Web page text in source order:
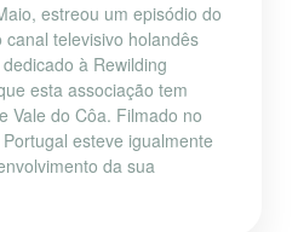
estreou um episódio do
televisivo holandês
à Rewilding
esta associação tem
Vale do Côa. Filmado no
esteve igualmente
da sua